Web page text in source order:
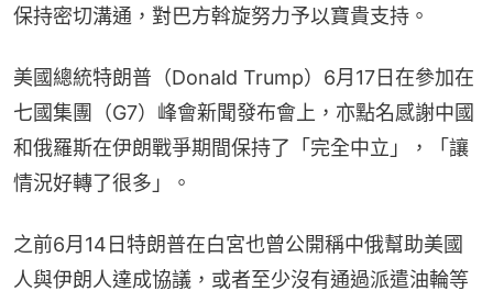
保持密切溝通，對巴方斡旋努力予以寶貴支持。
美國總統特朗普（Donald Trump）6月17日在參加在
七國集團（G7）峰會新聞發布會上，亦點名感謝中國
和俄羅斯在伊朗戰爭期間保持了「完全中立」，「讓
情況好轉了很多」。
之前6月14日特朗普在白宮也曾公開稱中俄幫助美國
人與伊朗人達成協議，或者至少沒有通過派遣油輪等